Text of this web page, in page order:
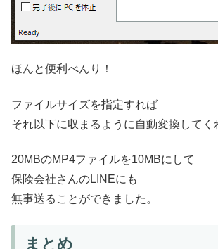
ほんと便利べんり！
ファイルサイズを指定すれば
それ以下に収まるように自動変換してく
20MBのMP4ファイルを10MBにして
保険会社さんのLINEにも
無事送ることができました。
まとめ